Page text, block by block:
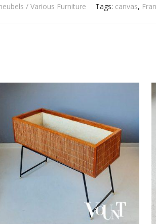
/ Various Furniture Tags: canvas,